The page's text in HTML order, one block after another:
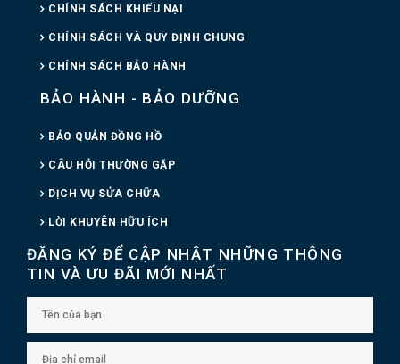
CHÍNH SÁCH KHIẾU NẠI
CHÍNH SÁCH VÀ QUY ĐỊNH CHUNG
CHÍNH SÁCH BẢO HÀNH
BẢO HÀNH - BẢO DƯỠNG
BẢO QUẢN ĐỒNG HỒ
CÂU HỎI THƯỜNG GẶP
DỊCH VỤ SỬA CHỮA
LỜI KHUYÊN HỮU ÍCH
ĐĂNG KÝ ĐỂ CẬP NHẬT NHỮNG THÔNG
TIN VÀ ƯU ĐÃI MỚI NHẤT